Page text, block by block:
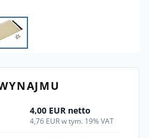
4,00 EUR netto
4,76 EUR w tym. 19% VAT